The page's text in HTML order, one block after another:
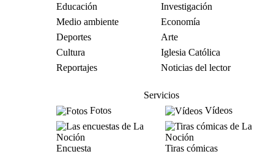
Educación
Investigación
Medio ambiente
Economía
Deportes
Arte
Cultura
Iglesia Católica
Reportajes
Noticias del lector
Servicios
Fotos
Vídeos
Encuesta Tiras cómicas